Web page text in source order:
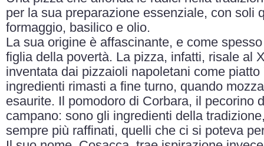
per la sua preparazione essenziale, con soli
formaggio, basilico e olio.
La sua origine è affascinante, e come
figlia della povertà. La pizza, infatti, risale al
inventata dai pizzaioli napoletani come
ingredienti rimasti a fine turno, quando
esaurite. Il pomodoro di Corbara, il pecorino
campano: sono gli ingredienti della
sempre più raffinati, quelli che ci si poteva